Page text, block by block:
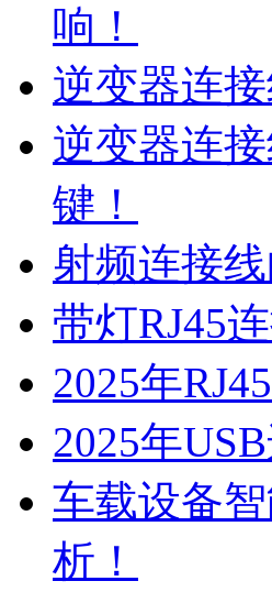
响！
逆变器连
逆变器连
键！
射频连接
带灯RJ45
2025年
2025年
车载设备
析！